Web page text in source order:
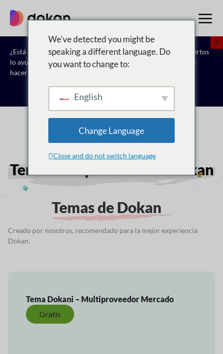
contenido
¿Está listo para dar el siguiente paso? Deje que nuestros expertos
lo ayuden. Reserve una reunión paraVea cómo Dokan puede
hacer realidad su visión del mercado.
Reserva una consulta gratuita
X
Temas compatibles con Dokan
Temas de Dokan
Creado por nosotros, recomendado para la mejor experiencia
Dokan.
Tema Dokani – Multiproveedor Mercado
Gratis
We've detected you might be
speaking a different language. Do
you want to change to:
English
Change Language
Close and do not switch language